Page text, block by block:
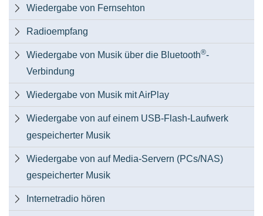
 Wiedergabe von Fernsehton
 Radioempfang
 Wiedergabe von Musik über die Bluetooth®-
Verbindung
 Wiedergabe von Musik mit AirPlay

Wiedergabe von auf einem USB-Flash-Laufwerk
gespeicherter Musik

Wiedergabe von auf Media-Servern (PCs/NAS)
gespeicherter Musik
 Internetradio hören